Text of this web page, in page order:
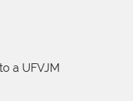
a UFVJM